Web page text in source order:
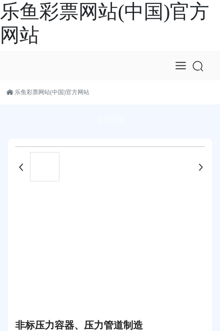
乐鱼彩票网站(中国)官方
网站
乐鱼彩票网站(中国)官方网站
非标压力容器、压力管道制造